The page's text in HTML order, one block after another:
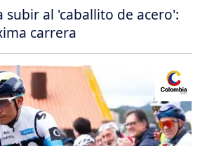
subir al 'caballito de acero':
carrera